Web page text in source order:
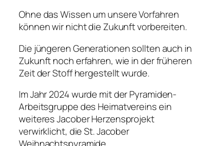
Ohne das Wissen um unsere Vorfahren
können wir nicht die Zukunft vorbereiten.
Die jüngeren Generationen sollten auch in
Zukunft noch erfahren, wie in der früheren
Zeit der Stoff hergestellt wurde.
Im Jahr 2024 wurde mit der Pyramiden-
Arbeitsgruppe des Heimatvereins ein
weiteres Jacober Herzensprojekt
verwirklicht, die St. Jacober